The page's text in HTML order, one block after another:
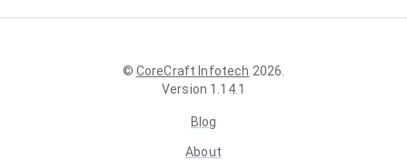
© CoreCraft Infotech 2026
Version 1.14.1
Blog
About